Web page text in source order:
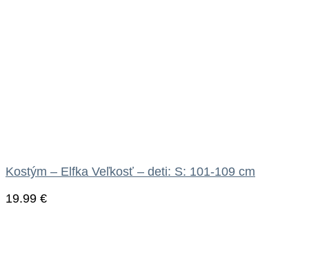
Kostým – Elfka Veľkosť – deti: S: 101-109 cm
19.99 €